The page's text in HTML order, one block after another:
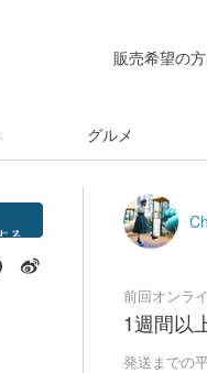
販売希望の
グルメ
前回オンラ
1週間以
発送までの